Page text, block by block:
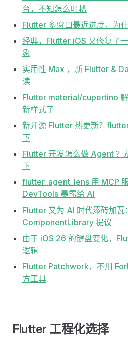
台，不知怎么吐槽
Flutter 多窗口最近进度，为
经典，Flutter iOS 又修复了
象
实用性 Max ，新 Flutter &
读
Flutter material/cupertino
新样式了
新开源 Flutter 热更新？
下
Flutter 开发怎么做 Agent ？
下
flutter_agent_lens 用 MCP
DevTools 暴露给 AI
Flutter 又为 AI 时代添砖加瓦
ComponentLibrary 提议
由于 iOS 26 的键盘变化，
逻辑
Flutter Patchwork，不用
方工具
Flutter 工程化选择